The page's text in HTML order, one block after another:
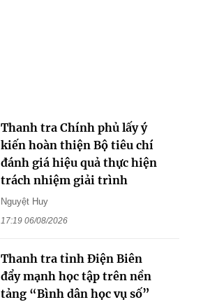
Thanh tra Chính phủ lấy ý
kiến hoàn thiện Bộ tiêu chí
đánh giá hiệu quả thực hiện
trách nhiệm giải trình
Nguyệt Huy
17:19 06/08/2026
Thanh tra tỉnh Điện Biên
đẩy mạnh học tập trên nền
tảng “Bình dân học vụ số”